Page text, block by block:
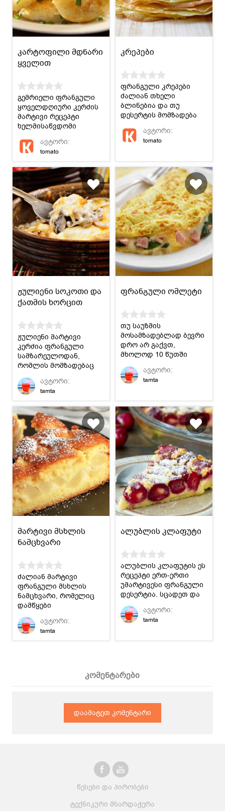
კარტოფილი მდნარი
ყველით
გემრიელი ფრანგული
ყოველდღიური კერძის
მარტივი რეცეპტი
ხელმისაწვდომი
ავტორი:
tomato
კრეპები
ფრანგული კრეპები
ძალიან თხელი
ბლინებია და თუ
დესერტის მომზადება
იდეალური ვარიანტია!
ავტორი:
tomato
ჟულიენი სოკოთი და
ქათმის ხორცით
ჟულიენი მარტივი
კერძია ფრანგული
სამზარეულოდან,
რომლის მომზადებაც
არც დიდ დროს
წაგართმევთ და არც
ენერგიას. შედეგი კი
ძალიან გემრიელია.
ავტორი:
tamta
ფრანგული ომლეტი
თუ საუზმის
მოსამზადებლად ბევრი
დრო არ გაქვთ,
მხოლოდ 10 წუთში
შეგიძლიათ, ნოყიერი
ომლეტიც კი მოასწროთ
:)
ავტორი:
tamta
მარტივი მსხლის
ნამცხვარი
ძალიან მარტივი
ფრანგული მსხლის
ნამცხვარი, რომელიც
დამწყები
დიასახლისებისთვისაც
კი მარტივი
მოსამზადებელია.
ავტორი:
tamta
ალუბლის კლაფუტი
ალუბლის კლაფუტის ეს
რეცეპტი ერთ-ერთი
უმარტივესი ფრანგული
დესერტია. სცადეთ და
ისიამოვნეთ.
ავტორი:
tamta
კომენტარები
დაამატეთ კომენტარი
წესები და პირობები
ტექნიკური მხარდაჭერა